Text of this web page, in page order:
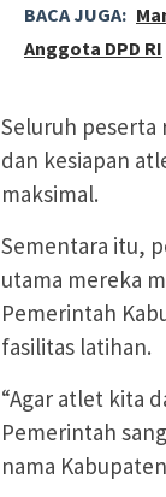
BACA JUGA:
Anggota DPD RI
Seluruh
dan kesiapan
maksimal.
Sementara itu,
utama mereka
Pemerintah
fasilitas latihan.
“Agar atlet kita
Pemerintah
nama